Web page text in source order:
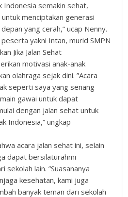
Indonesia semakin sehat,
menciptakan generasi
yang cerah,” ucap Nenny.
yakni Intan, murid SMPN
Jika Jalan Sehat
motivasi anak-anak
olahraga sejak dini. ”Acara
seperti saya yang senang
gawai untuk dapat
dengan jalan sehat untuk
Indonesia,” ungkap
acara jalan sehat ini, selain
dapat bersilaturahmi
sekolah lain. ”Suasananya
kesehatan, kami juga
banyak teman dari sekolah